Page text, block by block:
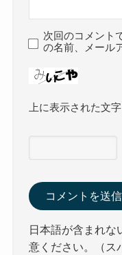
次回のコメント
の名前、メール
上に表示された文
日本語が含まれな
意ください。（ス